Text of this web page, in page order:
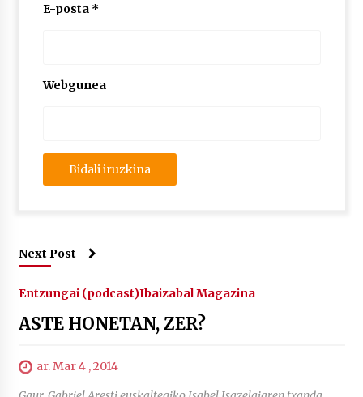
E-posta *
Webgunea
Next Post
Entzungai (podcast)Ibaizabal Magazina
ASTE HONETAN, ZER?
ar. Mar 4 , 2014